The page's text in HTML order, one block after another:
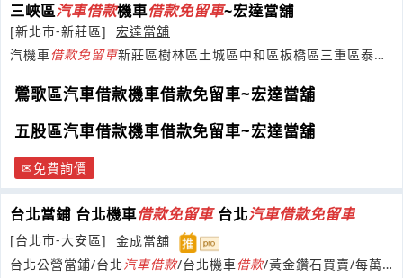
三峽區汽車借款機車借款免留車~宏達當舖
[新北市-新莊區]
宏達當舖
汽機車借款免留車新莊區樹林區土城區中和區板橋區三重區泰山
鶯歌區汽車借款機車借款免留車~宏達當舖
五股區汽車借款機車借款免留車~宏達當舖
免費詢價
台北當鋪 台北機車借款免留車台北汽車借款免留車
[台北市-大安區]
金成當舖
台北公營當鋪/台北 汽車借款/台北機車 借款/黃金鑽石買賣/每萬